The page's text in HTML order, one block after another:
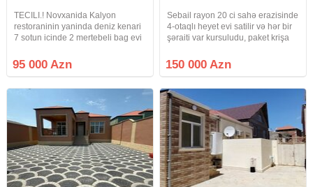
TECILI.! Novxanida Kalyon
restoraninin yaninda deniz kenari
7 sotun icinde 2 mertebeli bag evi
lakin tikintisi MONOLIT beton ile
tikilib ve butun STANDARTLARA
95 000 Azn
Sebail rayon 20 ci sahə erazisinde
4-otaqlı heyet evi satilir və hər bir
şəraiti var kursuludu, paket krişa
sistemi, masin gire heyeti, hazir gir
yaşa evdir.
150 000 Azn